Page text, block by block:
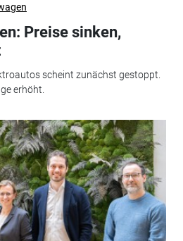
Preise sinken,
scheint zunächst gestoppt.
erhöht.